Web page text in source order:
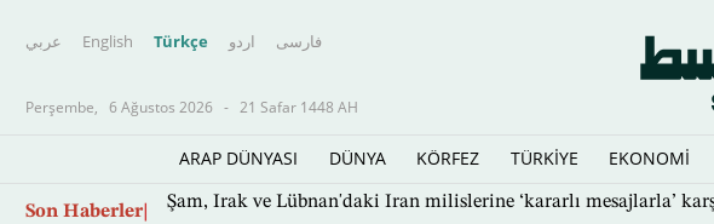
عربي English Türkçe اردو فارسى
Perşembe, 6 Ağustos 2026 - 21 Safar 1448 AH
ARAP DÜNYASI DÜNYA KÖRFEZ TÜRKİYE EKONOMİ
Ana
Son Haberler Şam, Irak ve Lübnan'daki İran milislerine ‘kararlı mesajlarla’